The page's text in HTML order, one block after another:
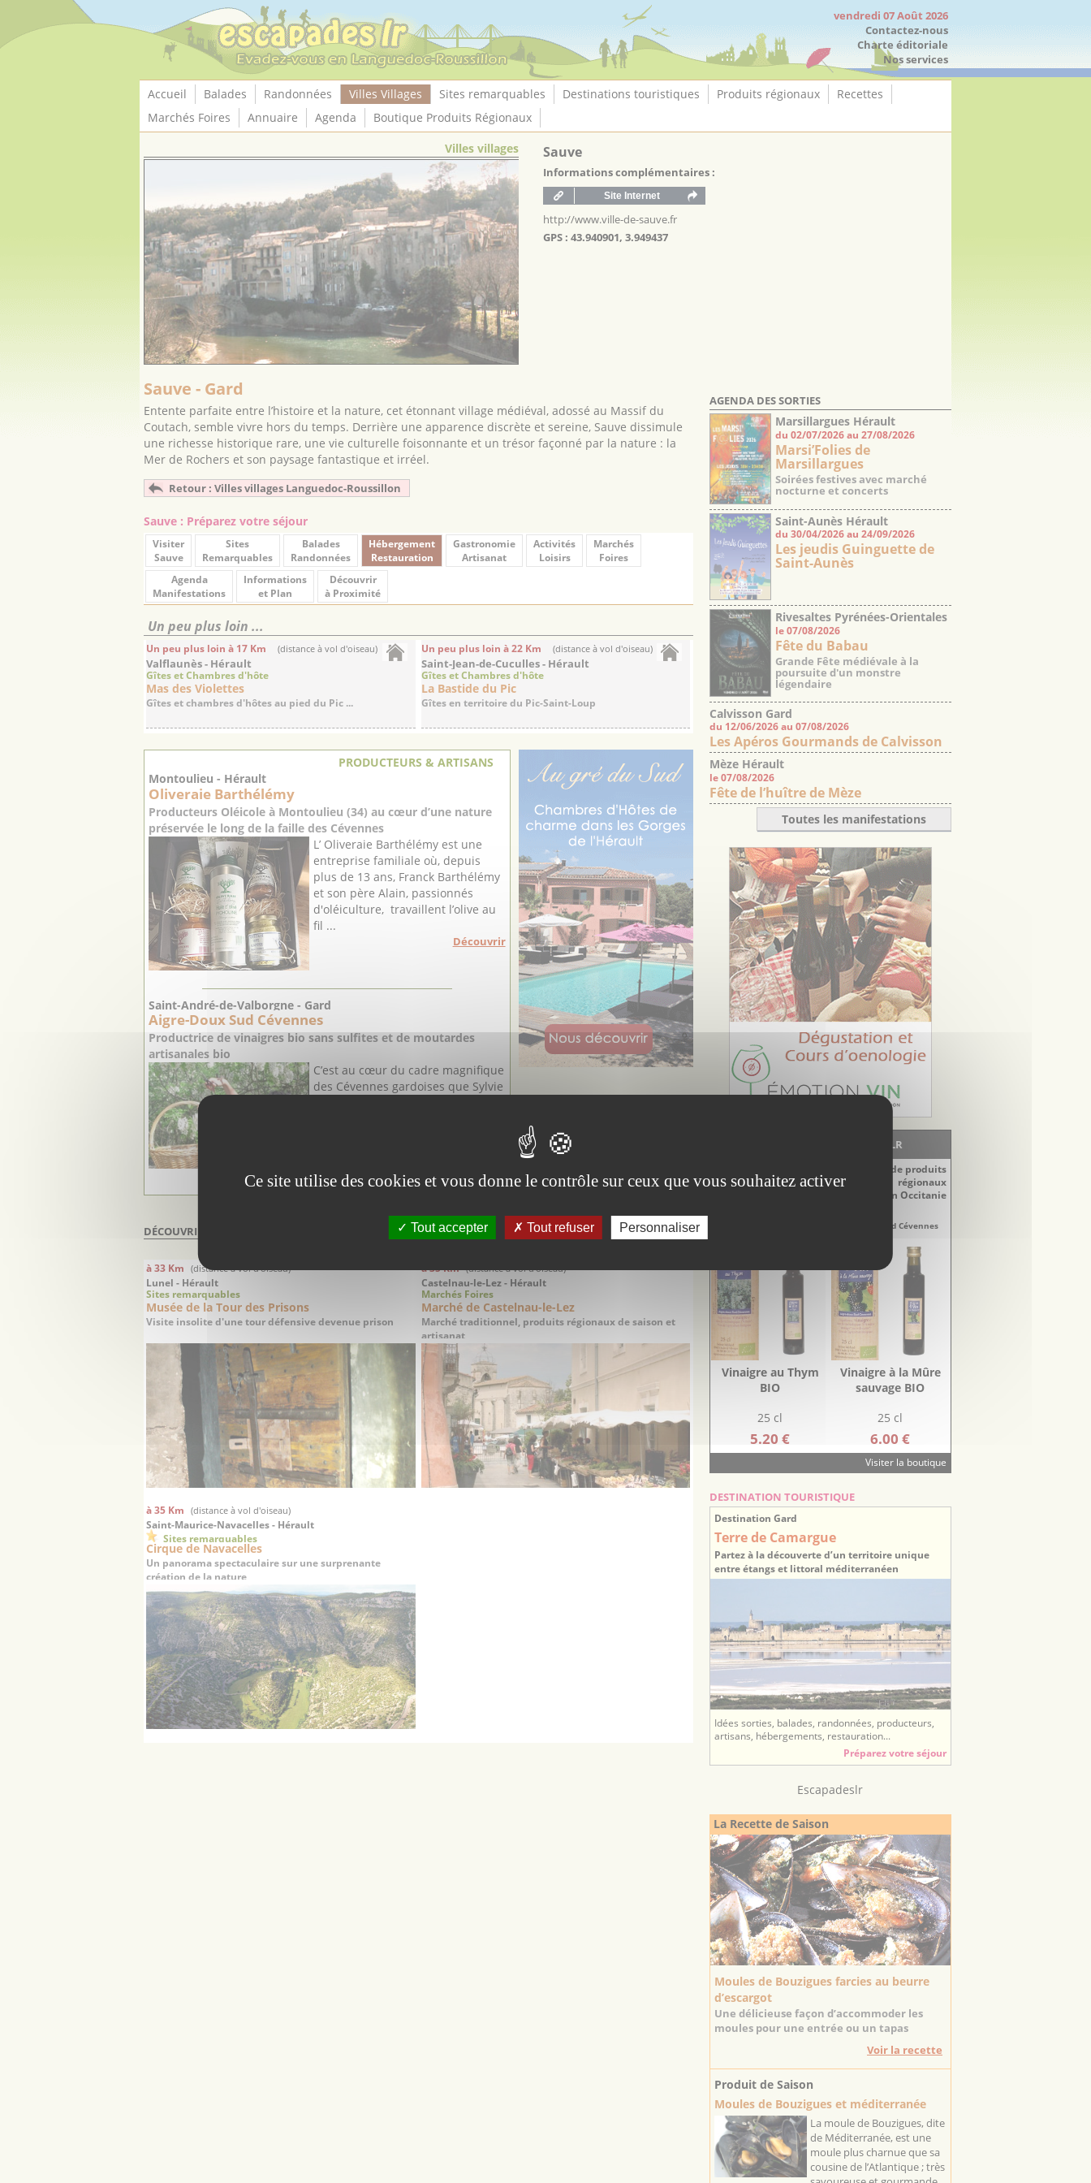
vendredi 07 Août 2026
Contactez-nous
Charte éditoriale
Nos services
Accueil Balades Randonnées Villes Villages Sites remarquables Destinations touristiques Produits régionaux
Recettes
Marchés Foires
Annuaire Agenda
Boutique Produits Régionaux
Villes villages
Sauve
Informations complémentaires :
http://www.ville-de-sauve.fr
GPS : 43.940901, 3.949437
Sauve - Gard
Entente parfaite entre l’histoire et la nature, cet étonnant village médiéval, adossé au Massif du
Coutach, semble vivre hors du temps. Derrière une apparence discrète et sereine, Sauve dissimule
une richesse historique rare, une vie culturelle foisonnante et un trésor façonné par la nature : la
Mer de Rochers et son paysage fantastique et irréel.
Retour : Villes villages Languedoc-Roussillon
Sauve : Préparez votre séjour
Visiter
Sauve
Sites
Remarquables
Balades
Randonnées
Hébergement
Restauration
Gastronomie
Artisanat
Activités
Loisirs
Marchés
Foires
Agenda
Manifestations
Informations
et Plan
Découvrir
à Proximité
Un peu plus loin ...
Un peu plus loin à 17 Km (distance à vol d'oiseau)
Valflaunès - Hérault
Gîtes et Chambres d'hôte
Mas des Violettes
Gîtes et chambres d'hôtes au pied du Pic ...
Un peu plus loin à 22 Km (distance à vol d'oiseau)
Saint-Jean-de-Cuculles - Hérault
Gîtes et Chambres d'hôte
La Bastide du Pic
Gîtes en territoire du Pic-Saint-Loup
PRODUCTEURS & ARTISANS
Montoulieu - Hérault
Oliveraie Barthélémy
Producteurs Oléicole à Montoulieu (34) au cœur d’une nature
préservée le long de la faille des Cévennes
L’ Oliveraie Barthélémy est une
entreprise familiale où, depuis
plus de 13 ans, Franck Barthélémy
et son père Alain, passionnés
d'oléiculture, travaillent l’olive au
fil ...
Découvrir
Saint-André-de-Valborgne - Gard
Aigre-Doux Sud Cévennes
Productrice de vinaigres bio sans sulfites et de moutardes
artisanales bio
C’est au cœur du cadre magnifique
des Cévennes gardoises que Sylvie
Découvrir
DÉCOUVRIR À PROXIMITÉ DE
à 33 Km
(distance à vol d'oiseau)
Lunel - Hérault
Sites remarquables
Musée de la Tour des Prisons
Visite insolite d'une tour défensive devenue prison
à 35 Km (distance à vol d'oiseau)
Castelnau-le-Lez - Hérault
Marchés Foires
Marché de Castelnau-le-Lez
Marché traditionnel, produits régionaux de saison et
artisanat
à 35 Km (distance à vol d'oiseau)
Saint-Maurice-Navacelles - Hérault
Sites remarquables
Cirque de Navacelles
Un panorama spectaculaire sur une surprenante
création de la nature
AGENDA DES SORTIES
Marsillargues Hérault
du 02/07/2026 au 27/08/2026
Marsi’Folies de
Marsillargues
Soirées festives avec marché
nocturne et concerts
Saint-Aunès Hérault
du 30/04/2026 au 24/09/2026
Les jeudis Guinguette de
Saint-Aunès
Rivesaltes Pyrénées-Orientales
le 07/08/2026
Fête du Babau
Grande Fête médiévale à la
poursuite d'un monstre
légendaire
Calvisson Gard
du 12/06/2026 au 07/08/2026
Les Apéros Gourmands de Calvisson
Mèze Hérault
le 07/08/2026
Fête de l’huître de Mèze
Toutes les manifestations
LA BOUTIQUE - EscapadesLR
Découvrez notre sélection de produits
régionaux
du Languedoc-Roussillon en Occitanie
Vinaigre au Thym
BIO
25 cl
5.20 €
Aigre-Doux Sud Cévennes
Vinaigre à la Mûre
sauvage BIO
25 cl
6.00 €
Visiter la boutique
DESTINATION TOURISTIQUE
Destination Gard
Terre de Camargue
Partez à la découverte d’un territoire unique
entre étangs et littoral méditerranéen
Idées sorties, balades, randonnées, producteurs,
artisans, hébergements, restauration...
Préparez votre séjour
Escapadeslr
La Recette de Saison
Moules de Bouzigues farcies au beurre
d’escargot
Une délicieuse façon d’accommoder les
moules pour une entrée ou un tapas
Voir la recette
Produit de Saison
Moules de Bouzigues et méditerranée
La moule de Bouzigues, dite
de Méditerranée, est une
moule plus charnue que sa
cousine de l’Atlantique ; très
Panneau de gestion des cookies
Ce site utilise des cookies et vous donne le contrôle sur ceux que vous souhaitez activer
Tout accepter Tout refuser Personnaliser